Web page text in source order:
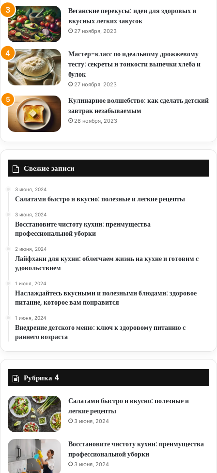
Веганские перекусы: идеи для здоровых и
вкусных легких закусок
27 ноября, 2023
Мастер-класс по идеальному дрожжевому
тесту: секреты и тонкости выпечки хлеба и
булок
27 ноября, 2023
Кулинарное волшебство: как сделать детский
завтрак незабываемым
28 ноября, 2023
Свежие записи
3 июня, 2024
Салатами быстро и вкусно: полезные и легкие рецепты
3 июня, 2024
Восстановите чистоту кухни: преимущества
профессиональной уборки
2 июня, 2024
Лайфхаки для кухни: облегчаем жизнь на кухне и готовим с
удовольствием
1 июня, 2024
Наслаждайтесь вкусными и полезными блюдами: здоровое
питание, которое вам понравится
1 июня, 2024
Внедрение детского меню: ключ к здоровому питанию с
раннего возраста
Рубрика 4
Салатами быстро и вкусно: полезные и
легкие рецепты
3 июня, 2024
Восстановите чистоту кухни: преимущества
профессиональной уборки
3 июня, 2024